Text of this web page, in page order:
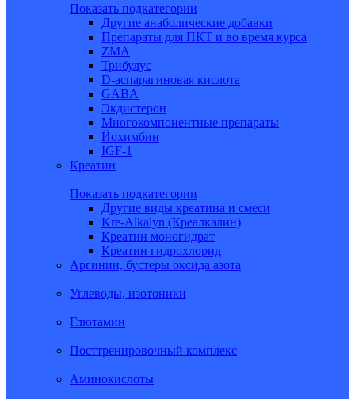
Показать подкатегории
Другие анаболические добавки
Препараты для ПКТ и во время курса
ZMA
Трибулус
D-аспарагиновая кислота
GABA
Экдистерон
Многокомпонентные препараты
Йохимбин
IGF-1
Креатин
Показать подкатегории
Другие виды креатина и смеси
Kre-Alkalyn (Креалкалин)
Креатин моногидрат
Креатин гидрохлорид
Аргинин, бустеры оксида азота
Углеводы, изотоники
Глютамин
Посттренировочный комплекс
Аминокислоты